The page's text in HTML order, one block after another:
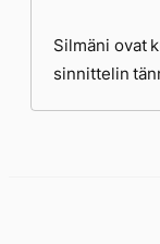
Silmäni ovat
sinnittelin